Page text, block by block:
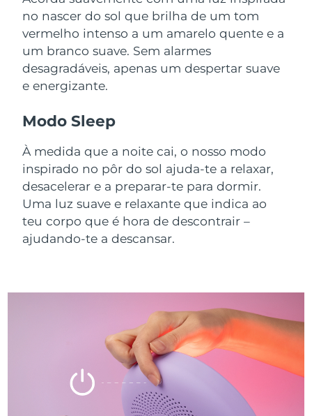
no nascer do sol que brilha de um tom
vermelho intenso a um amarelo quente e a
um branco suave. Sem alarmes
desagradáveis, apenas um despertar suave
e energizante.
Modo Sleep
À medida que a noite cai, o nosso modo
inspirado no pôr do sol ajuda-te a relaxar,
desacelerar e a preparar-te para dormir.
Uma luz suave e relaxante que indica ao
teu corpo que é hora de descontrair –
ajudando-te a descansar.